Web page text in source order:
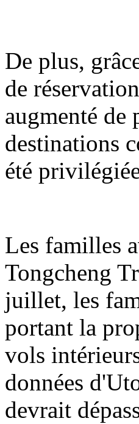
De plus,
de
augmenté de
destinations
été
Les familles
Tongcheng
juillet, les
portant la
vols
données
devrait